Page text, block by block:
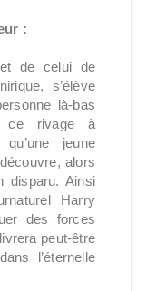
:
de celui de
s’élève
là-bas
ce rivage à
jeune
alors
disparu. Ainsi
Harry
des forces
peut-être
l’éternelle